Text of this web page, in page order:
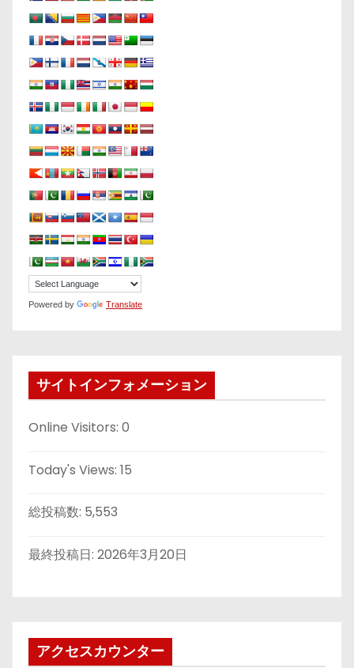
Powered by Translate
サイトインフォメーション
Online Visitors: 0
Today's Views: 15
総投稿数: 5,553
最終投稿日: 2026年3月20日
アクセスカウンター